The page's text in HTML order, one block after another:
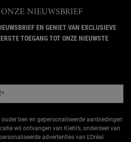
NIEUWSBRIEF
EN GENIET VAN EXCLUSIEVE
TOEGANG TOT ONZE NIEUWSTE
*
ben en gepersonaliseerde aanbiedingen
wil ontvangen van Kiehl’s, onderdeel van
advertenties van L’Oréal